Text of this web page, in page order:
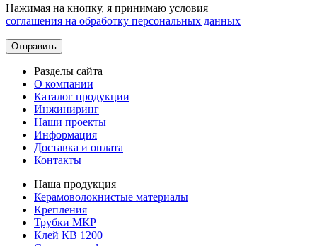
Нажимая на кнопку, я принимаю условия
соглашения на обработку персональных данных
Разделы сайта
О компании
Каталог продукции
Инжиниринг
Наши проекты
Информация
Доставка и оплата
Контакты
Наша продукция
Керамоволокнистые материалы
Крепления
Трубки МКР
Клей КВ 1200